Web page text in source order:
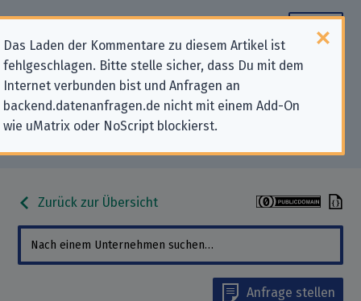
Das Laden der Kommentare zu diesem Artikel ist
fehlgeschlagen. Bitte stelle sicher, dass Du mit dem
Internet verbunden bist und Anfragen an
backend.datenanfragen.de nicht mit einem Add-On
wie uMatrix oder NoScript blockierst.
Datenschutz-Kontaktdaten für
„Biber Umweltprodukte Versand
GmbH“
Zurück zur Übersicht
Anfrage stellen